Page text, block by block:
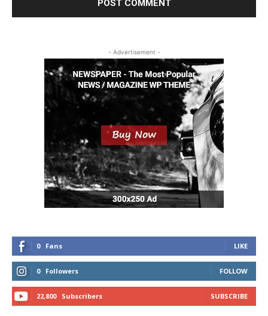
- Advertisement -
0 Fans LIKE
0 Followers FOLLOW
22,800 Subscribers SUBSCRIBE